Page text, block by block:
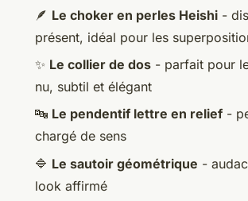
🪶 Le choker en perles Heishi -
présent, idéal pour les
✨ Le collier de dos - parfait pour
nu, subtil et élégant
🔤 Le pendentif lettre en relief -
chargé de sens
🔷 Le sautoir géométrique -
look affirmé